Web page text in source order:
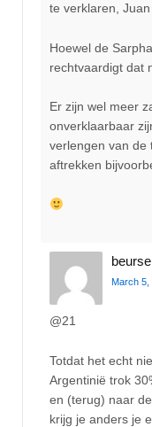
te verklaren,
Hoewel de
rechtvaardigt dat
Er zijn wel meer
onverklaarbaar
verlengen van de
aftrekken
March 5,
@21
Totdat het echt
Argentinië trok
en (terug) naar
krijg je anders je